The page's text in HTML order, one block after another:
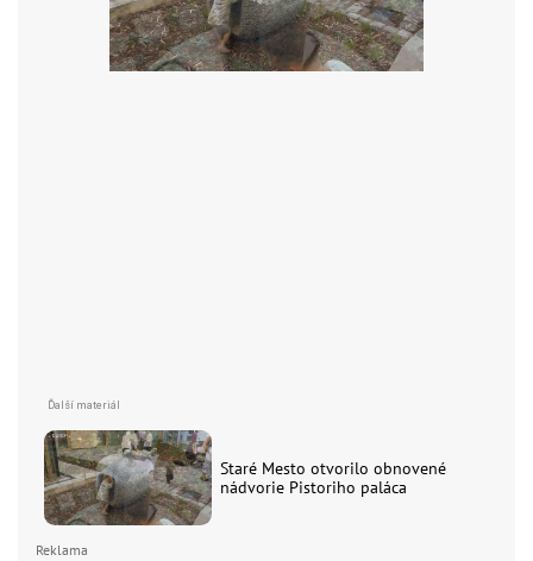
Staré Mesto otvorilo obnovené
nádvorie Pistoriho paláca
Reklama